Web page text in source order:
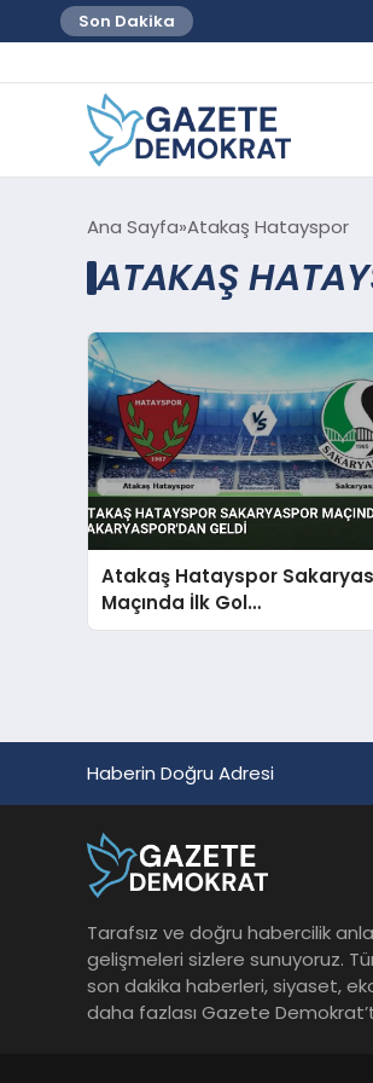
Son Dakika
Ana Sayfa Atakaş Hatayspor
ATAKAŞ
Atakaş Hatayspor
Maçında İlk Gol
Sakaryaspor’dan Geldi
Haberin Doğru Adresi
Tarafsız ve doğru habercilik
gelişmeleri sizlere sunuyoruz.
son dakika haberleri, siyaset,
daha fazlası Gazete